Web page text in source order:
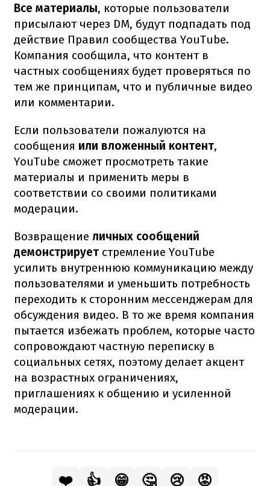
Все материалы, которые пользователи
присылают через DM, будут подпадать под
действие Правил сообщества YouTube.
Компания сообщила, что контент в
частных сообщениях будет проверяться по
тем же принципам, что и публичные видео
или комментарии.
Если пользователи пожалуются на
сообщения или вложенный контент,
YouTube сможет просмотреть такие
материалы и применить меры в
соответствии со своими политиками
модерации.
Возвращение личных сообщений
демонстрирует стремление YouTube
усилить внутреннюю коммуникацию между
пользователями и уменьшить потребность
переходить к сторонним мессенджерам для
обсуждения видео. В то же время компания
пытается избежать проблем, которые часто
сопровождают частную переписку в
социальных сетях, поэтому делает акцент
на возрастных ограничениях,
приглашениях к общению и усиленной
модерации.
❤️ 👍 😁 🤔 😢 😡